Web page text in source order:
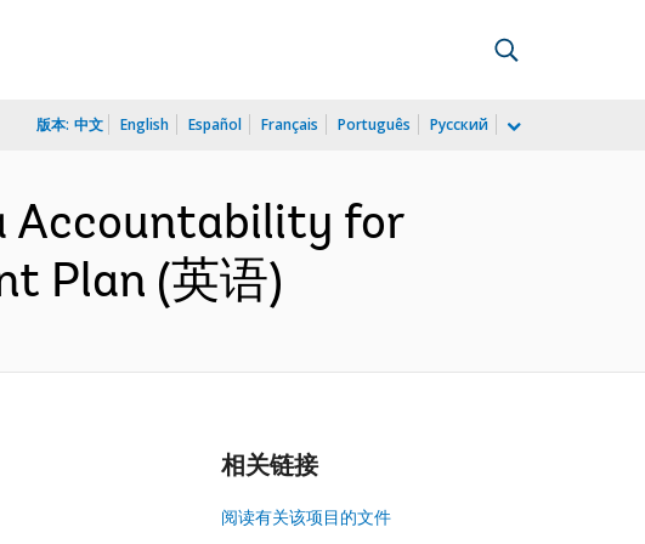
版本: 中文 English Español Français Português Русский
Accountability for
Plan (英语)
相关链接
阅读有关该项目的文件